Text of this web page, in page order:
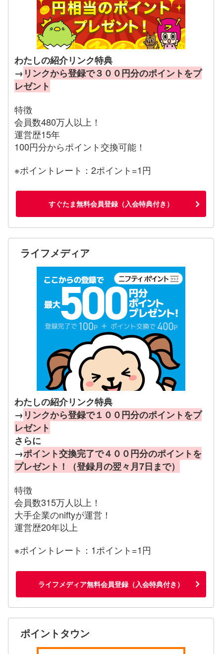
わたしの紹介リンク特典
→ リンクから登録で３００円分のポイントをプ
レゼント
特徴
会員数480万人以上！
運営歴15年
100円分からポイント交換可能！
※ポイントレート：2ポイント=1円
すぐたま無料会員登録（入会特典付き）
ライフメディア
わたしの紹介リンク特典
→ リンクから登録で１００円分のポイントをプ
レゼント
さらに
→ポイント交換完了で４００円分のポイントを
プレゼント！（登録月の翌々月7日まで）
特徴
会員数315万人以上！
大手企業のniftyが運営！
運営歴20年以上
※ポイントレート：1ポイント=1円
ライフメディア無料会員登録（入会特典付き）
ポイントタウン